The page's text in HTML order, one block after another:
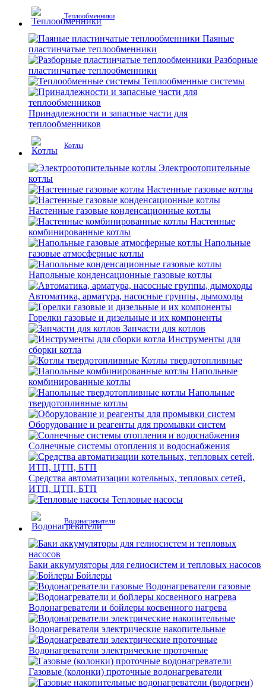
Теплообменники
Паяные
пластинчатые теплообменники
Разборные
пластинчатые теплообменники
Теплообменные системы
Принадлежности и запасные части для
теплообменников
Котлы
Электроотопительные
котлы
Настенные газовые котлы
Настенные газовые конденсационные котлы
Настенные
комбинированные котлы
Напольные
газовые атмосферные котлы
Напольные конденсационные газовые котлы
Автоматика, арматура, насосные группы, дымоходы
Горелки газовые и дизельные и их компоненты
Запчасти для котлов
Инструменты для
сборки котла
Котлы твердотопливные
Напольные
комбинированные котлы
Напольные
твердотопливные котлы
Оборудование и реагенты для промывки систем
Солнечные системы отопления и водоснабжения
Средства автоматизации котельных, тепловых сетей,
ИТП, ЦТП, БТП
Тепловые насосы
Водонагреватели
Баки аккумуляторы для гелиосистем и тепловых насосов
Бойлеры
Водонагреватели газовые
Водонагреватели и бойлеры косвенного нагрева
Водонагреватели электрические накопительные
Водонагреватели электрические проточные
Газовые (колонки) проточные водонагреватели